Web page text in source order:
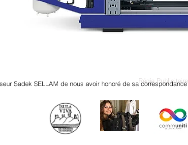
Régie Publicitaire
Sadek SELLAM de nous avoir honoré de sa correspondance